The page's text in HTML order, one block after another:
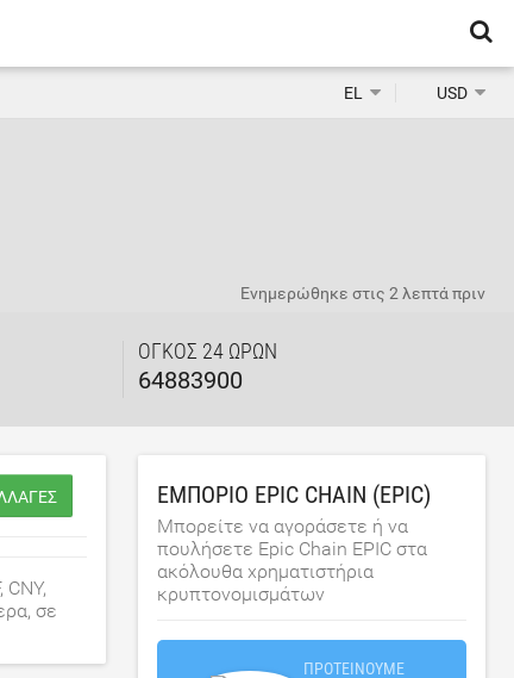
EL USD
ΌΓΚΟΣ 24 ΩΡΏΝ
64883900
Ενημερώθηκε στις 2 λεπτά πριν
σε
ΕΜΠΌΡΙΟ EPIC CHAIN (EPIC)
Μπορείτε να αγοράσετε ή να
πουλήσετε Epic Chain EPIC στα
ακόλουθα χρηματιστήρια
κρυπτονομισμάτων
ΠΡΟΤΕΊΝΟΥΜΕ